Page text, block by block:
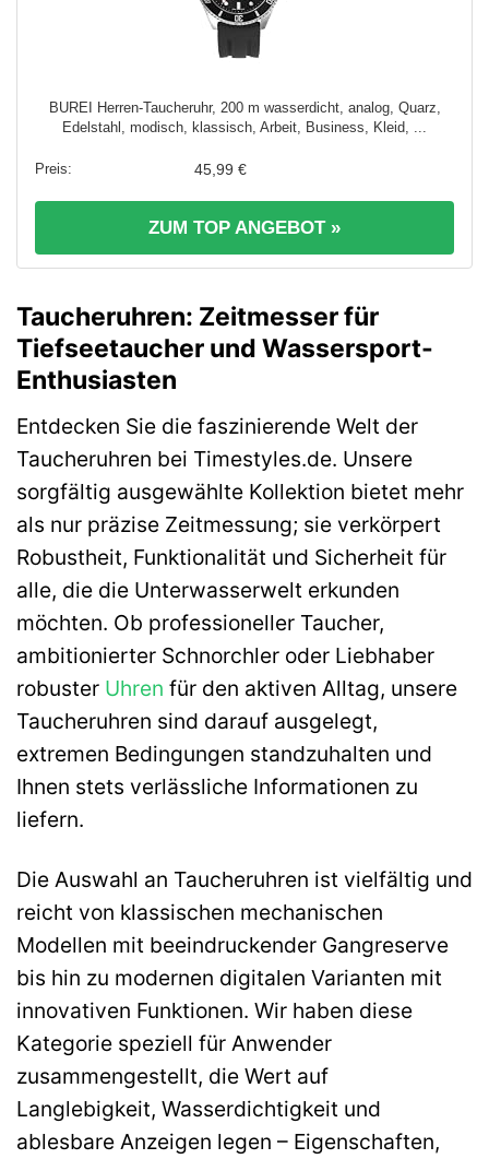
BUREI Herren-Taucheruhr, 200 m wasserdicht, analog, Quarz,
Edelstahl, modisch, klassisch, Arbeit, Business, Kleid, ...
45,99 €
ZUM TOP ANGEBOT »
Taucheruhren: Zeitmesser für
Tiefseetaucher und Wassersport-
Enthusiasten
Entdecken Sie die faszinierende Welt der
Taucheruhren bei Timestyles.de. Unsere
sorgfältig ausgewählte Kollektion bietet mehr
als nur präzise Zeitmessung; sie verkörpert
Robustheit, Funktionalität und Sicherheit für
alle, die die Unterwasserwelt erkunden
möchten. Ob professioneller Taucher,
ambitionierter Schnorchler oder Liebhaber
robuster Uhren für den aktiven Alltag, unsere
Taucheruhren sind darauf ausgelegt,
extremen Bedingungen standzuhalten und
Ihnen stets verlässliche Informationen zu
liefern.
Die Auswahl an Taucheruhren ist vielfältig und
reicht von klassischen mechanischen
Modellen mit beeindruckender Gangreserve
bis hin zu modernen digitalen Varianten mit
innovativen Funktionen. Wir haben diese
Kategorie speziell für Anwender
zusammengestellt, die Wert auf
Langlebigkeit, Wasserdichtigkeit und
ablesbare Anzeigen legen – Eigenschaften,